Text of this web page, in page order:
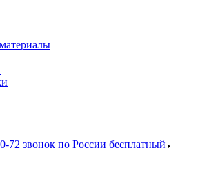
72 звонок по России бесплатный